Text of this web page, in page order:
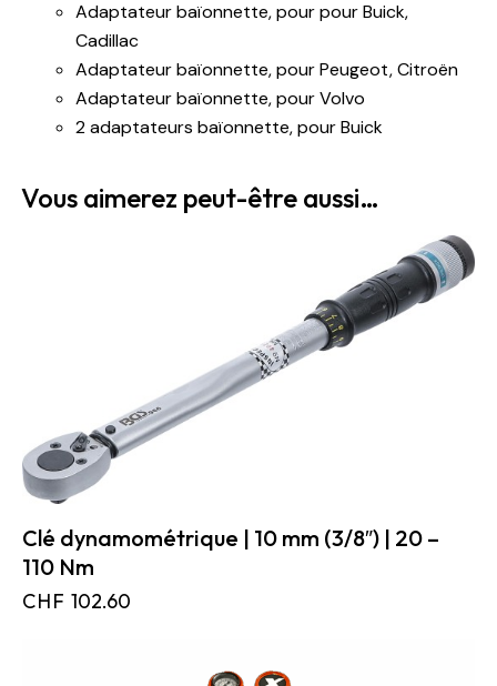
Adaptateur baïonnette, pour pour Buick,
Cadillac
Adaptateur baïonnette, pour Peugeot, Citroën
Adaptateur baïonnette, pour Volvo
2 adaptateurs baïonnette, pour Buick
Vous aimerez peut-être aussi…
Clé dynamométrique | 10 mm (3/8″) | 20 –
110 Nm
CHF 102.60